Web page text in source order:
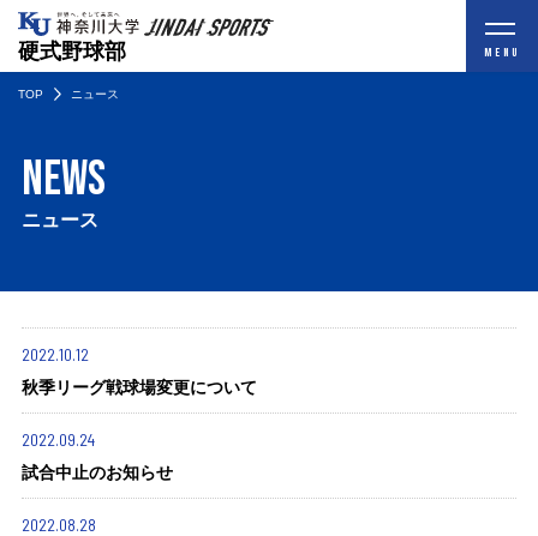
硬式野球部 MENU
TOP ニュース
NEWS
ニュース
2022.10.12
秋季リーグ戦球場変更について
2022.09.24
試合中止のお知らせ
2022.08.28